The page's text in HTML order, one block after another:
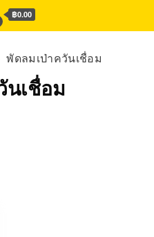
฿0.00
พัดลมเป่าควันเชื่อม
นเชื่อม